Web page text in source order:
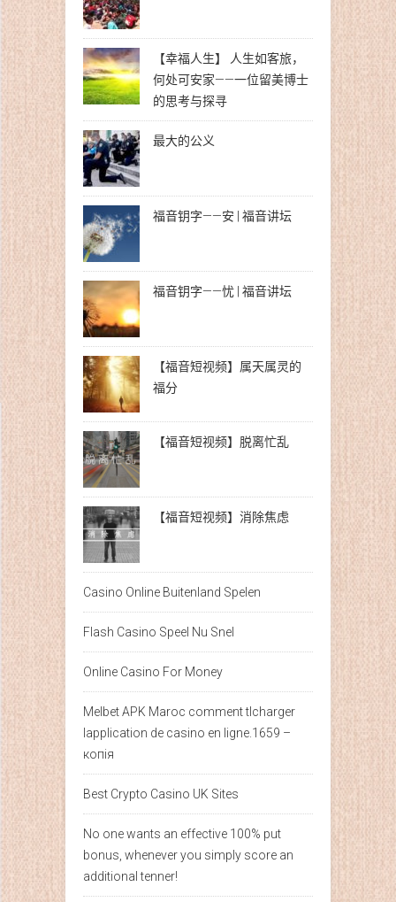
【幸福人生】 人生如客旅，
何处可安家——一位留美博士
的思考与探寻
最大的公义
福音钥字——安 | 福音讲坛
福音钥字——忧 | 福音讲坛
【福音短视频】属天属灵的
福分
【福音短视频】脱离忙乱
【福音短视频】消除焦虑
Casino Online Buitenland Spelen
Flash Casino Speel Nu Snel
Online Casino For Money
Melbet APK Maroc comment tlcharger
lapplication de casino en ligne.1659 –
копія
Best Crypto Casino UK Sites
No one wants an effective 100% put
bonus, whenever you simply score an
additional tenner!